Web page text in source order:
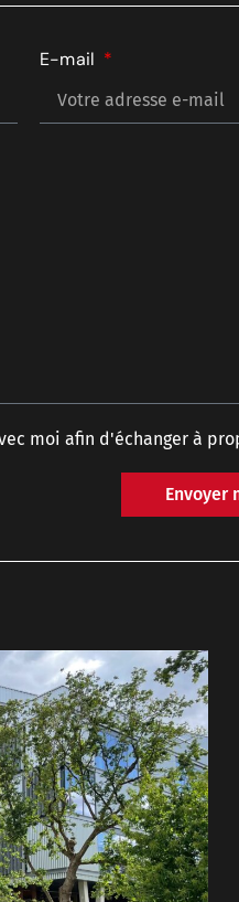
E-mail
moi afin d'échanger à
Envoyer